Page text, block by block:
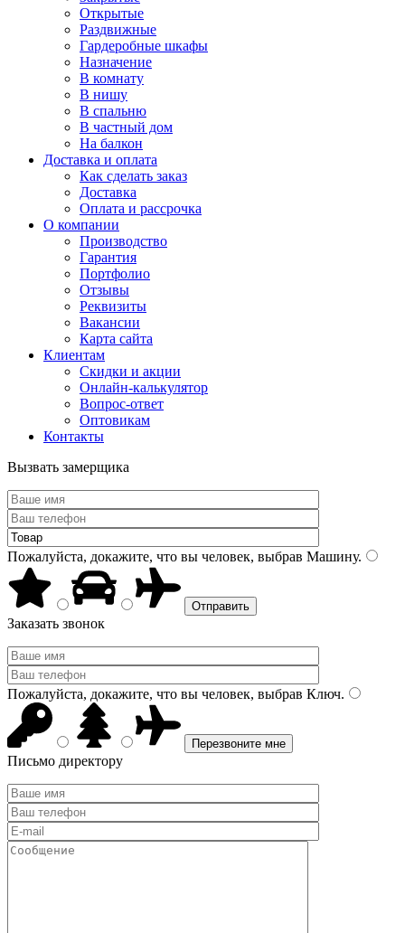
Открытые
Раздвижные
Гардеробные шкафы
Назначение
В комнату
В нишу
В спальню
В частный дом
На балкон
Доставка и оплата
Как сделать заказ
Доставка
Оплата и рассрочка
О компании
Производство
Гарантия
Портфолио
Отзывы
Реквизиты
Вакансии
Карта сайта
Клиентам
Скидки и акции
Онлайн-калькулятор
Вопрос-ответ
Оптовикам
Контакты
Вызвать замерщика
Пожалуйста, докажите, что вы человек, выбрав Машину.
Заказать звонок
Пожалуйста, докажите, что вы человек, выбрав Ключ.
Письмо директору